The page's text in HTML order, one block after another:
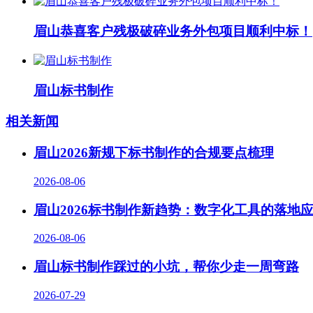
眉山恭喜客户残极破碎业务外包项目顺利中标！
眉山标书制作
相关新闻
眉山2026新规下标书制作的合规要点梳理
2026-08-06
眉山2026标书制作新趋势：数字化工具的落地
2026-08-06
眉山标书制作踩过的小坑，帮你少走一周弯路
2026-07-29